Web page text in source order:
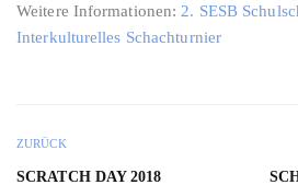
Weitere Informationen: 2. SESB
Interkulturelles Schachturnier
ZURÜCK
SCRATCH DAY 2018